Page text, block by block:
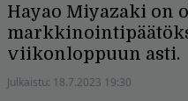
Hayao Miyazaki on
viikonloppuun asti.
Julkaistu: 18.7.2023 19:30